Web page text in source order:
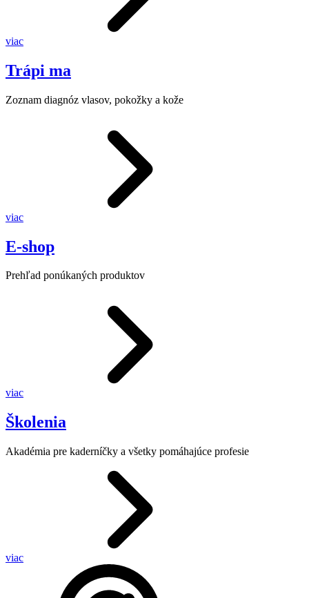
viac
Trápi ma
Zoznam diagnóz vlasov, pokožky a kože
viac
E-shop
Prehľad ponúkaných produktov
viac
Školenia
Akadémia pre kaderníčky a všetky pomáhajúce profesie
viac